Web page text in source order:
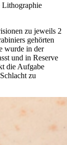
Lithographie
zu jeweils 2
gehörten
wurde in der
und in Reserve
die Aufgabe
zu